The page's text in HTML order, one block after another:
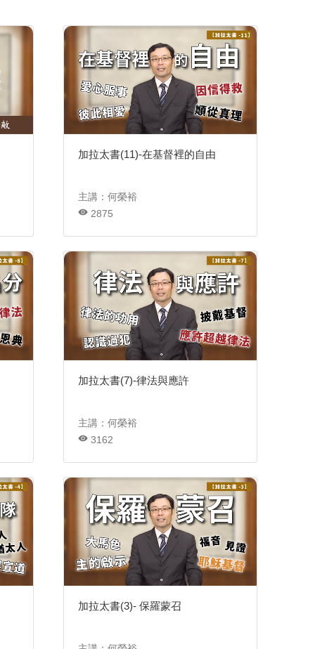
加拉太書(11)-在基督裡的自由
主講：何榮裕
2875
加拉太書(7)-律法與應許
主講：何榮裕
3162
加拉太書(3)- 保羅蒙召